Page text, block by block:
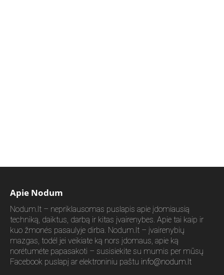
Apie Nodum
Nodum.lt – nepriklausomas puslapis apie įdomiausią
techniką, daiktus, darbą ir kitas įvairenybes. Apie tai kaip ir
kuo žmonės pasaulyje dirba. Nodum.lt – įvairenybių
mazgas, todėl jei veikiate ką nors įdomaus, apie ką
norėtumėte papasakoti – susisiekite su mumis per mūsų
Facebook puslapį ar elektroniniu paštu info@nodum.lt